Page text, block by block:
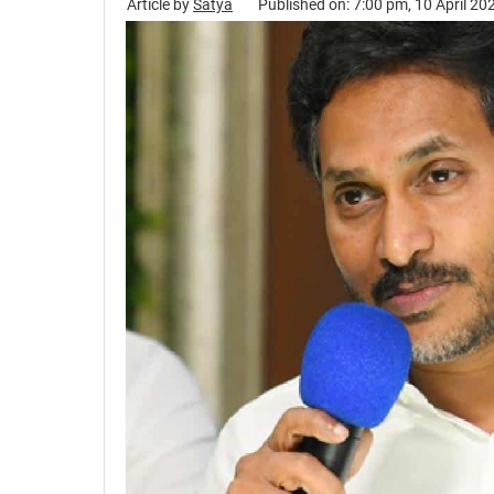
Article bySatya Published on: 7:00 pm, 10 April